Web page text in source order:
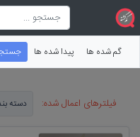
گم شده ها پیدا شده ها
فیلترهای اعمال شده: دسته